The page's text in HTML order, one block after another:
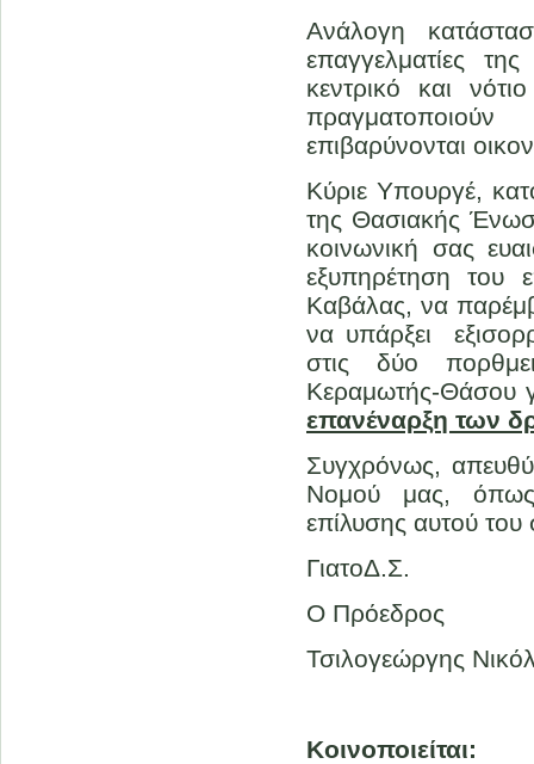
Ανάλογη
επαγγελματίες
κεντρικό και
επιβαρύνονται
Κύριε Υπουργέ,
της Θασιακής
κοινωνική σας
εξυπηρέτηση του
Καβάλας, να
να υπάρξει
στις δύο
Κεραμωτής-Θάσου
επανέναρξη των
Συγχρόνως,
Νομού μας,
επίλυσης αυτού
ΓιατοΔ.Σ.
Ο Πρόεδρος
Τσιλογεώργης
Κοινoποιείται: